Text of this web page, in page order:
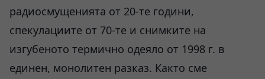
радиосмущенията от 20-те години,
спекулациите от 70-те и снимките на
изгубеното термично одеяло от 1998 г. в
единен, монолитен разказ. Както сме